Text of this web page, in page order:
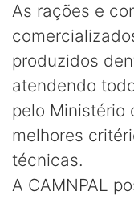
As rações e
produzidos
atendendo
pelo Ministério
melhores
técnicas.
A CAMNPAL